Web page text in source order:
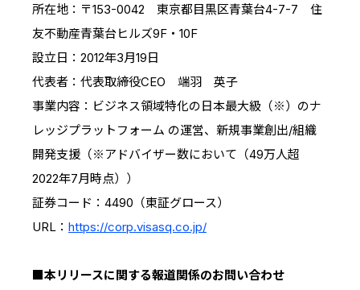
所在地：〒153-0042 東京都目黒区青葉台4-7-7 住
友不動産青葉台ヒルズ9F・10F
設立日：2012年3月19日
代表者：代表取締役CEO 端羽 英子
事業内容：ビジネス領域特化の日本最大級（※）のナ
レッジプラットフォーム の運営、新規事業創出/組織
開発支援（※アドバイザー数において（49万人超
2022年7月時点））
証券コード：4490（東証グロース）
URL： https://corp.visasq.co.jp/
■本リリースに関する報道関係のお問い合わせ